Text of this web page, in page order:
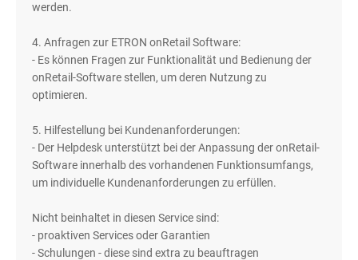
werden.
4. Anfragen zur ETRON onRetail Software:
- Es können Fragen zur Funktionalität und Bedienung der
onRetail-Software stellen, um deren Nutzung zu
optimieren.
5. Hilfestellung bei Kundenanforderungen:
- Der Helpdesk unterstützt bei der Anpassung der onRetail-
Software innerhalb des vorhandenen Funktionsumfangs,
um individuelle Kundenanforderungen zu erfüllen.
Nicht beinhaltet in diesen Service sind:
- proaktiven Services oder Garantien
- Schulungen - diese sind extra zu beauftragen